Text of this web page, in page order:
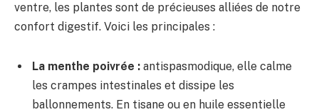
ventre, les plantes sont de précieuses alliées de notre
confort digestif. Voici les principales :
La menthe poivrée : antispasmodique, elle calme
les crampes intestinales et dissipe les
ballonnements. En tisane ou en huile essentielle